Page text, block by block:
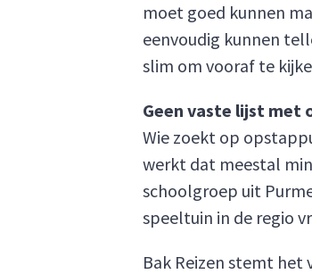
moet goed kunnen
eenvoudig kunnen
slim om vooraf te
Geen vaste lijst met
Wie zoekt op
werkt dat meestal
schoolgroep uit
speeltuin in de regio
Bak Reizen stemt